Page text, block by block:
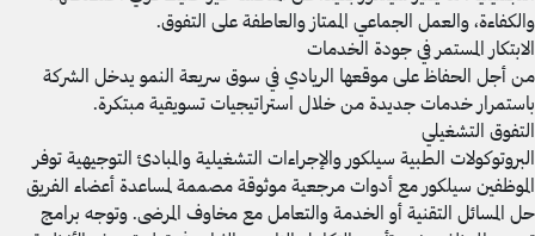
والكفاءة، والعمل الجماعي الممتاز والعاطفة على التفوق.
الابتكار المستمر في جودة الخدمات
من أجل الحفاظ على موقعها الريادي في سوق سريعة النمو يدخل الشركة
باستمرار خدمات جديدة من خلال استراتيجيات تسويقية مبتكرة.
التفوق التشغيلي
البروتوكولات الطبية سيلكور والإجراءات التشغيلية والمبادئ التوجيهية توفر
الموظفين سيلكور مع أدوات مرجعية موثوقة مصممة لمساعدة أعضاء الفريق
حل المسائل التقنية أو الخدمة والتعامل مع مخاوف المرضى. وتوجه برامج